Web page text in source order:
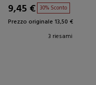
9,45 € 30% Sconto
Prezzo originale 13,50 €
3 riesami